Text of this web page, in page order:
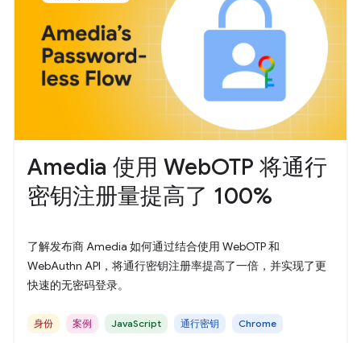
Amedia 使用 WebOTP 将通行
密钥注册量提高了 100%
了解发布商 Amedia 如何通过结合使用 WebOTP 和
WebAuthn API，将通行密钥注册率提高了一倍，并实现了更
快速的无密码登录。
身份 案例 JavaScript 通行密钥 Chrome